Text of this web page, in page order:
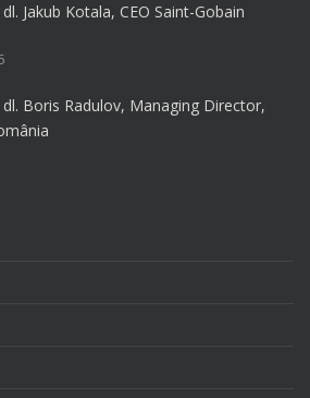
Jakub Kotala, CEO Saint-Gobain
Boris Radulov, Managing Director,